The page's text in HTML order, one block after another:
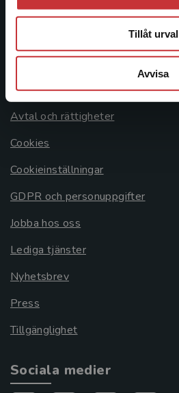
Tillåt urval
Avvisa
Systemkrav
Allmänna länkar
Om oss
Avtal och rättigheter
Cookies
Cookieinställningar
GDPR och personuppgifter
Jobba hos oss
Lediga tjänster
Nyhetsbrev
Press
Tillgänglighet
Sociala medier